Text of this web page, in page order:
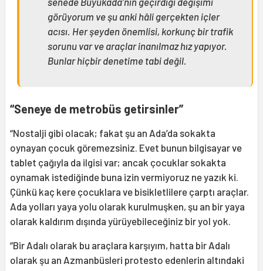
görüyorum ve şu anki hâli gerçekten içler
acısı. Her şeyden önemlisi, korkunç bir trafik
sorunu var ve araçlar inanılmaz hız yapıyor.
Bunlar hiçbir denetime tabi değil.
“Seneye de metrobüs getirsinler”
“Nostalji gibi olacak; fakat şu an Ada’da sokakta
oynayan çocuk göremezsiniz. Evet bunun bilgisayar ve
tablet çağıyla da ilgisi var; ancak çocuklar sokakta
oynamak istediğinde buna izin vermiyoruz ne yazık ki.
Çünkü kaç kere çocuklara ve bisikletlilere çarptı araçlar.
Ada yolları yaya yolu olarak kurulmuşken, şu an bir yaya
olarak kaldırım dışında yürüyebileceğiniz bir yol yok.
“Bir Adalı olarak bu araçlara karşıyım, hatta bir Adalı
olarak şu an Azmanbüsleri protesto edenlerin altındaki